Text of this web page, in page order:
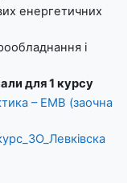
енергетичних
і
для 1 курсу
– ЕМВ (заочна